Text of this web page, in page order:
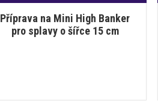
Příprava na Mini High Banker
pro splavy o šířce 15 cm